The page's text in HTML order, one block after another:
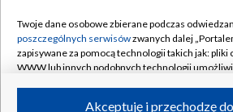
Rada Programowa
System NOS
Informacje o nadawcy
Kontakt
Kanały
Twoje dane osobowe zbierane podczas
poszczególnych serwisówzwanych dalej
zapisywane za pomocą technologii takich jak:
WWW lub innych podobnych technologii
Akceptuję i przechodzę